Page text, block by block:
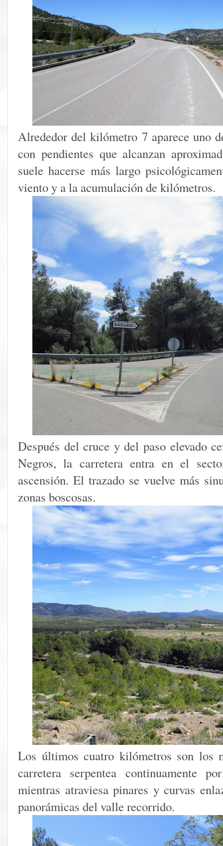
Alrededor del kilómetro 7 aparece uno
con pendientes que alcanzan
suele hacerse más largo
viento y a la acumulación de kilómetros.
Después del cruce y del paso elevado
Negros, la carretera entra en el
ascensión. El trazado se vuelve más
zonas boscosas.
Los últimos cuatro kilómetros son los
carretera serpentea continuamente
mientras atraviesa pinares y curvas
panorámicas del valle recorrido.